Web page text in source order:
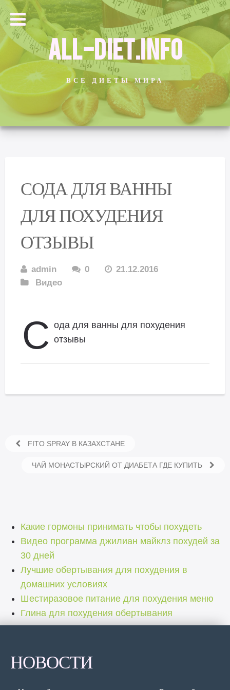
ALL-DIET.INFO
ВСЕ ДИЕТЫ МИРА
СОДА ДЛЯ ВАННЫ
ДЛЯ ПОХУДЕНИЯ
ОТЗЫВЫ
admin 0
21.12.2016
Видео
С ода для ванны для похудения
отзывы
FITO SPRAY В КАЗАХСТАНЕ
ЧАЙ МОНАСТЫРСКИЙ ОТ ДИАБЕТА ГДЕ КУПИТЬ
Какие гормоны принимать чтобы похудеть
Видео программа джилиан майклз похудей за
30 дней
Лучшие обертывания для похудения в
домашних условиях
Шестиразовое питание для похудения меню
Глина для похудения обертывания
НОВОСТИ